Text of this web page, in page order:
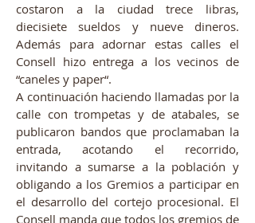
costaron a la ciudad trece libras,
diecisiete sueldos y nueve dineros.
Además para adornar estas calles el
Consell hizo entrega a los vecinos de
“caneles y paper“.
A continuación haciendo llamadas por la
calle con trompetas y de atabales, se
publicaron bandos que proclamaban la
entrada, acotando el recorrido,
invitando a sumarse a la población y
obligando a los Gremios a participar en
el desarrollo del cortejo procesional. El
Consell manda que todos los gremios de